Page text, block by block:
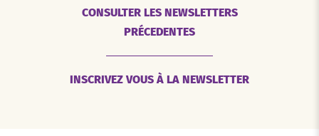
CONSULTER LES NEWSLETTERS
PRÉCEDENTES
INSCRIVEZ VOUS À LA NEWSLETTER